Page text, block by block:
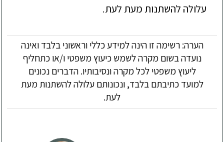
עלולה להשתנות מעת לעת.
הערה: רשימה זו הינה למידע כללי וראשוני בלבד ואינה
נועדה בשום מקרה לשמש כיעוץ משפטי ו/או כתחליף
ליעוץ משפטי לכל מקרה ונסיבותיו. הדברים נכונים
למועד כתיבתם בלבד, ונכונותם עלולה להשתנות מעת
לעת.